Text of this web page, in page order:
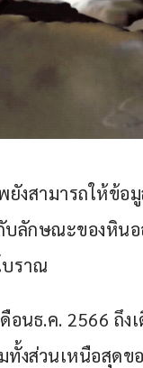
สามารถให้ข้อมู
บลักษณะของหิน
บราณ
อนธ.ค. 2566
ทั้งส่วนเหนือสุด